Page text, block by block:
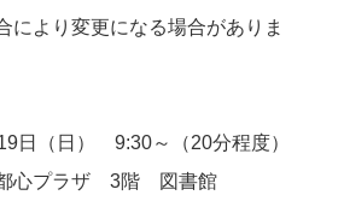
により変更になる場合がありま
日（日） 9:30～（20分程度）
都心プラザ 3階 図書館